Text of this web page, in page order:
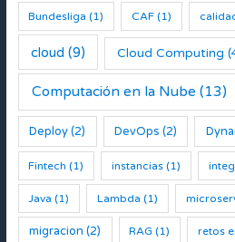
Bundesliga (1) CAF (1)
cloud (9) Cloud Computing
Computación en la Nube (13)
Deploy(2) DevOps (2)
Fintech (1) instancias (1)
Java (1) Lambda (1)
migracion (2) RAG (1) retos